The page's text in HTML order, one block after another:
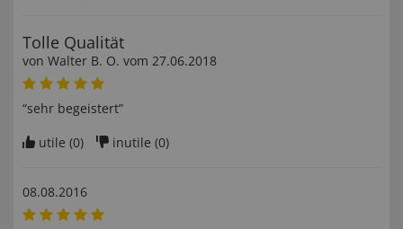
Tolle Qualität
von Walter B. O. vom 27.06.2018
“sehr begeistert”
utile (0) inutile (0)
08.08.2016